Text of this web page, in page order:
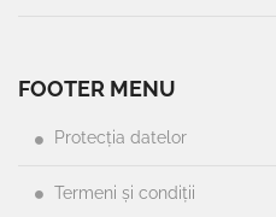
FOOTER MENU
Protecția datelor
Termeni și condiții